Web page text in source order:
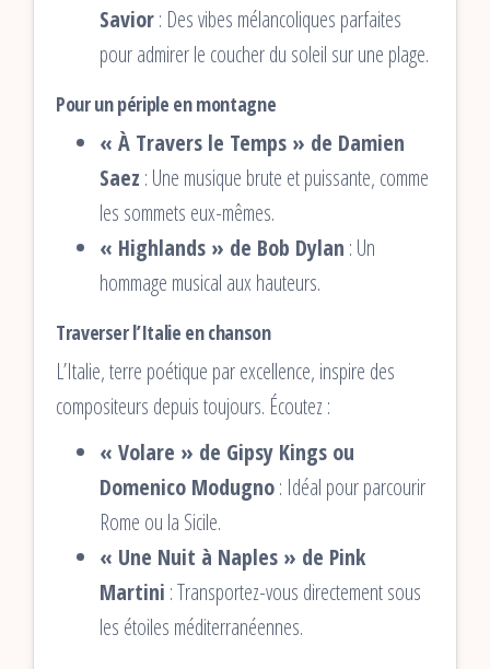
Savior: Des vibes mélancoliques parfaites
pour admirer le coucher du soleil sur une plage.
Pour un périple en montagne
« À Travers le Temps » de Damien
Saez : Une musique brute et puissante, comme
les sommets eux-mêmes.
« Highlands » de Bob Dylan : Un
hommage musical aux hauteurs.
Traverser l’Italie en chanson
L’Italie, terre poétique par excellence, inspire des
compositeurs depuis toujours. Écoutez :
« Volare » de Gipsy Kings ou
Domenico Modugno: Idéal pour parcourir
Rome ou la Sicile.
« Une Nuit à Naples » de Pink
Martini : Transportez-vous directement sous
les étoiles méditerranéennes.